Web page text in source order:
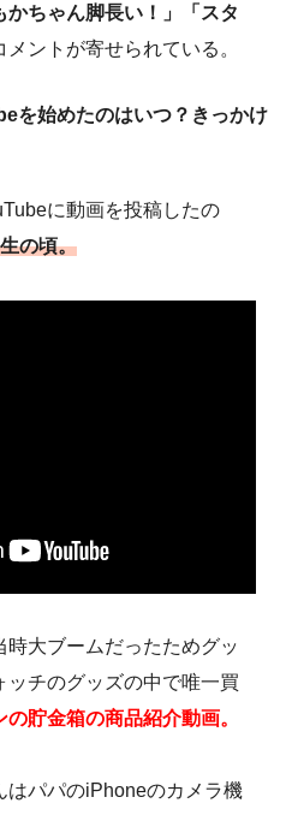
かちゃん脚長い！」「スタ
メントが寄せられている。
を始めたのはいつ？きっかけ
に動画を投稿したの
の頃。
大ブームだったためグッ
ッチのグッズの中で唯一買
の貯金箱の商品紹介動画。
はパパのiPhoneのカメラ機